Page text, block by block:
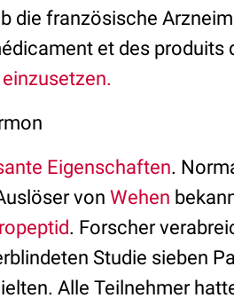
die französische
et des produits
Eigenschaften.
von Wehen
. Forscher
Studie sieben
Alle Teilnehmer